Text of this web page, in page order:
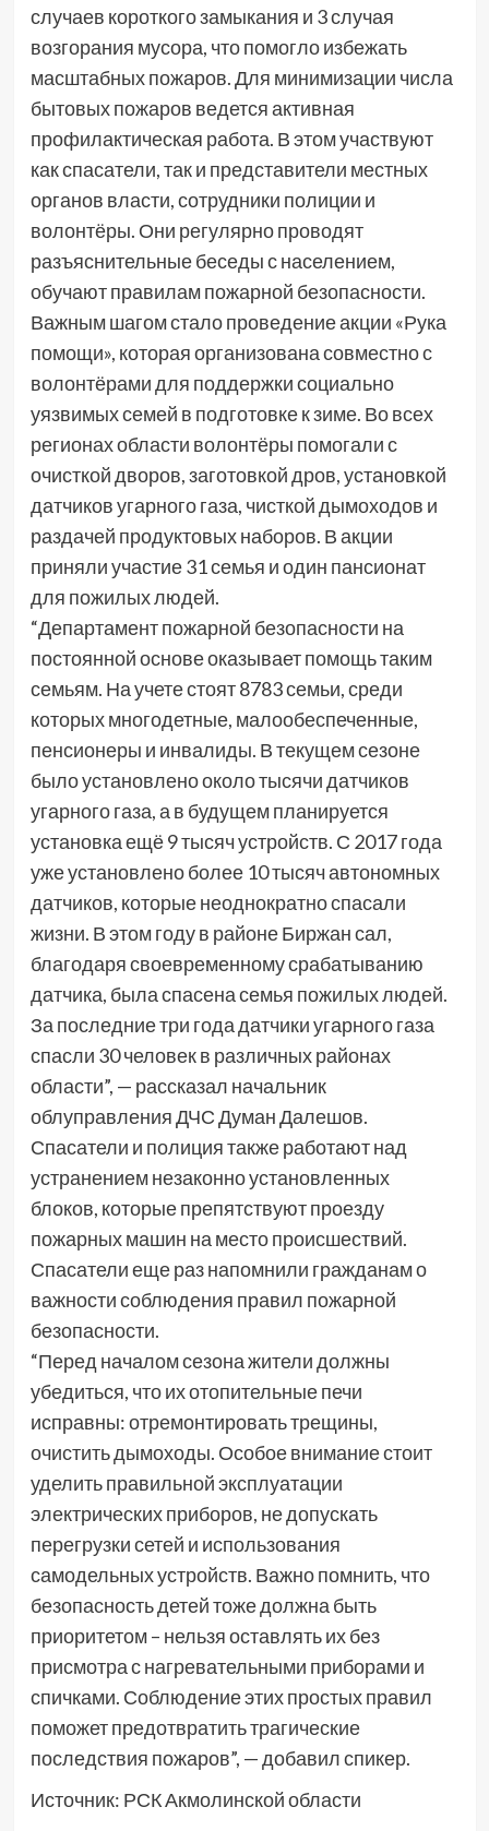
случаев короткого замыкания и 3 случая
возгорания мусора, что помогло избежать
масштабных пожаров. Для минимизации числа
бытовых пожаров ведется активная
профилактическая работа. В этом участвуют
как спасатели, так и представители местных
органов власти, сотрудники полиции и
волонтёры. Они регулярно проводят
разъяснительные беседы с населением,
обучают правилам пожарной безопасности.
Важным шагом стало проведение акции «Рука
помощи», которая организована совместно с
волонтёрами для поддержки социально
уязвимых семей в подготовке к зиме. Во всех
регионах области волонтёры помогали с
очисткой дворов, заготовкой дров, установкой
датчиков угарного газа, чисткой дымоходов и
раздачей продуктовых наборов. В акции
приняли участие 31 семья и один пансионат
для пожилых людей.
“Департамент пожарной безопасности на
постоянной основе оказывает помощь таким
семьям. На учете стоят 8783 семьи, среди
которых многодетные, малообеспеченные,
пенсионеры и инвалиды. В текущем сезоне
было установлено около тысячи датчиков
угарного газа, а в будущем планируется
установка ещё 9 тысяч устройств. С 2017 года
уже установлено более 10 тысяч автономных
датчиков, которые неоднократно спасали
жизни. В этом году в районе Биржан сал,
благодаря своевременному срабатыванию
датчика, была спасена семья пожилых людей.
За последние три года датчики угарного газа
спасли 30 человек в различных районах
области”, — рассказал начальник
облуправления ДЧС Думан Далешов.
Спасатели и полиция также работают над
устранением незаконно установленных
блоков, которые препятствуют проезду
пожарных машин на место происшествий.
Спасатели еще раз напомнили гражданам о
важности соблюдения правил пожарной
безопасности.
“Перед началом сезона жители должны
убедиться, что их отопительные печи
исправны: отремонтировать трещины,
очистить дымоходы. Особое внимание стоит
уделить правильной эксплуатации
электрических приборов, не допускать
перегрузки сетей и использования
самодельных устройств. Важно помнить, что
безопасность детей тоже должна быть
приоритетом – нельзя оставлять их без
присмотра с нагревательными приборами и
спичками. Соблюдение этих простых правил
поможет предотвратить трагические
последствия пожаров”, — добавил спикер.
Источник: РСК Акмолинской области